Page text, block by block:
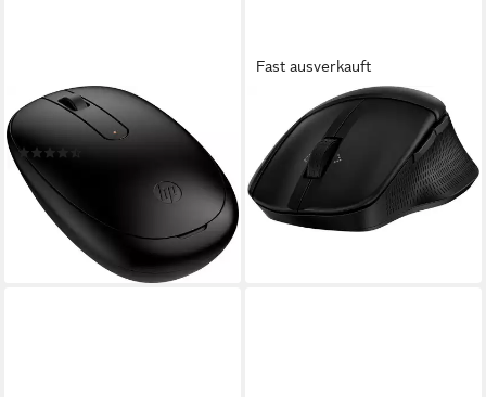
HP
240 Maus (Bluetooth)
19,72 €
-21%
lieferbar - in 3-4 Werktagen bei dir
Fast ausverkauft
480 Maus (Bluetooth)
41,69 €
UVP
-29%
lieferbar - in 3-4 Werktagen bei dir